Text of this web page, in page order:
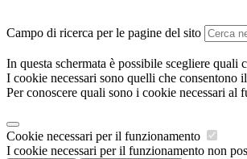
Campo di ricerca per le pagine del sito
In questa schermata è possibile scegliere quali
I cookie necessari sono quelli che
Per conoscere quali sono i cookie necessari al
Cookie necessari per il funzionamento
I cookie necessari per il funzionamento non